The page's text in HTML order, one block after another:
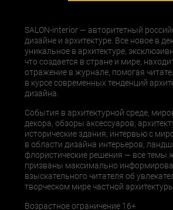
SALON-interior — авторитетный
дизайне и архитектуре. Все новое в
уникальное в архитектуре,
что создается в стране и мире,
отражение в журнале, помогая
в курсе современных тенденций
дизайна.
События в архитектурной среде,
декора, обзоры аксессуаров,
исторические здания, интервью с
в области дизайна интерьеров,
флористические решения — все темы
призваны максимально
взыскательного читателя об
творческом мире частной
Возрастное ограничение 16+